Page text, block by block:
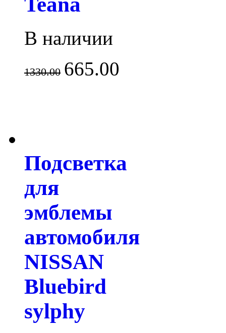
В наличии
1330.00 665.00
Подсветка
для
эмблемы
автомобиля
NISSAN
Bluebird
sylphy